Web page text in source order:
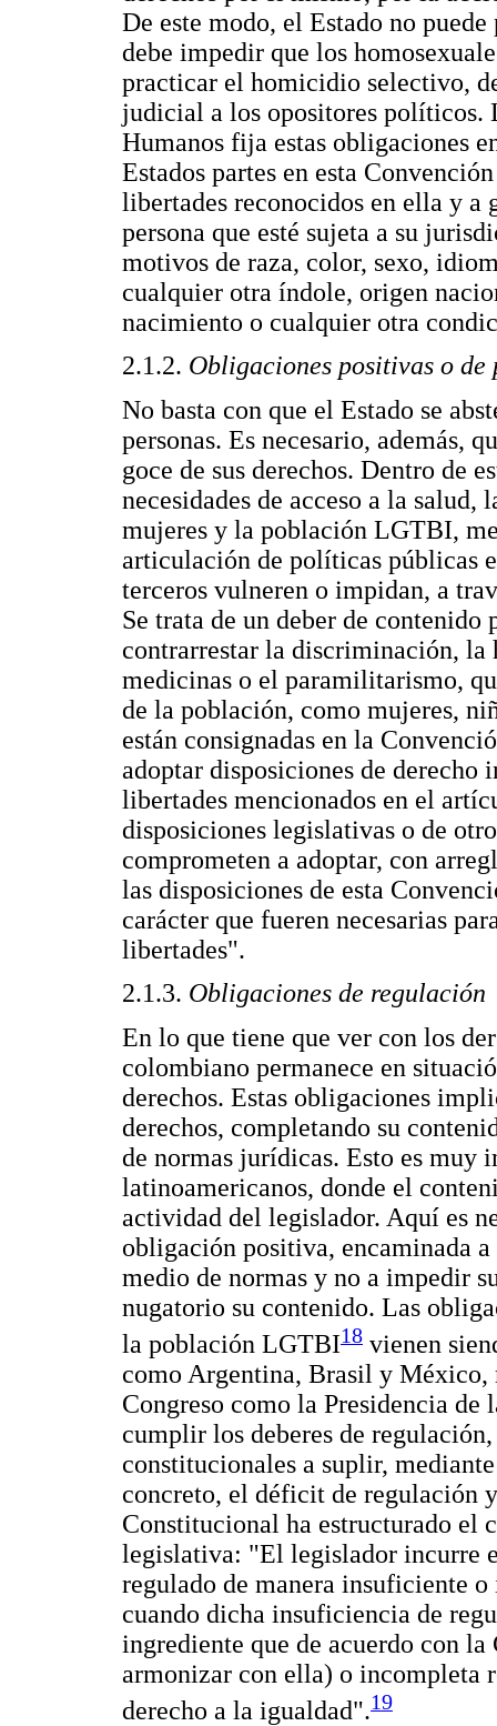
De este modo, el Estado no
debe impedir que los
practicar el homicidio selectivo,
judicial a los opositores políticos.
Humanos fija estas obligaciones
Estados partes en esta
libertades reconocidos en ella y
persona que esté sujeta a su
motivos de raza, color, sexo,
cualquier otra índole, origen
nacimiento o cualquier otra
2.1.2. Obligaciones positivas o de
No basta con que el Estado se
personas. Es necesario, además,
goce de sus derechos. Dentro de
necesidades de acceso a la
mujeres y la población LGTBI,
articulación de políticas públicas
terceros vulneren o impidan, a
Se trata de un deber de
contrarrestar la discriminación, la
medicinas o el paramilitarismo,
de la población, como mujeres,
están consignadas en la
adoptar disposiciones de
libertades mencionados en el
disposiciones legislativas o de
comprometen a adoptar, con
las disposiciones de esta
carácter que fueren necesarias
libertades".
2.1.3. Obligaciones de regulación
En lo que tiene que ver con los
colombiano permanece en
derechos. Estas obligaciones
derechos, completando su
de normas jurídicas. Esto es muy
latinoamericanos, donde el
actividad del legislador. Aquí es
obligación positiva, encaminada
medio de normas y no a impedir
nugatorio su contenido. Las
la población LGTBI18 vienen
como Argentina, Brasil y México,
Congreso como la Presidencia de
cumplir los deberes de
constitucionales a suplir,
concreto, el déficit de regulación
Constitucional ha estructurado el
legislativa: "El legislador incurre
regulado de manera insuficiente
cuando dicha insuficiencia de
ingrediente que de acuerdo con
armonizar con ella) o incompleta
derecho a la igualdad".19